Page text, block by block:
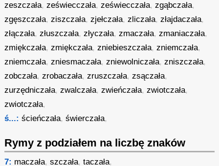
zeszczała,zeświecczała,zeświecczała,zgąbczała,
zgęszczała,ziszczała,zjełczała,zliczała,złajdaczała,
złączała,złuszczała,złyczała,zmaczała,zmaniaczała,
zmiękczała,zmiękczała,zniebieszczała,zniemczała,
zniemczała,zniesmaczała,zniewolniczała,zniszczała,
zobczała,zrobaczała,zruszczała,zsączała,
zurzędniczała,zwalczała,zwieńczała,zwiotczała,
zwiotczała,
ś...: ścieńczała,świerczała,
Rymy z podziałem na liczbę znaków
7: maczała,szczała,taczała,